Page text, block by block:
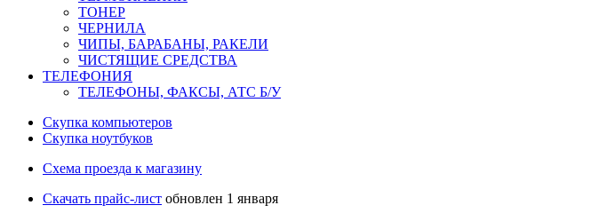
ТОНЕР
ЧЕРНИЛА
ЧИПЫ, БАРАБАНЫ, РАКЕЛИ
ЧИСТЯЩИЕ СРЕДСТВА
ТЕЛЕФОНИЯ
ТЕЛЕФОНЫ, ФАКСЫ, АТС Б/У
Скупка компьютеров
Cкупка ноутбуков
Схема проезда к магазину
Скачать прайс-лист обновлен 1 января